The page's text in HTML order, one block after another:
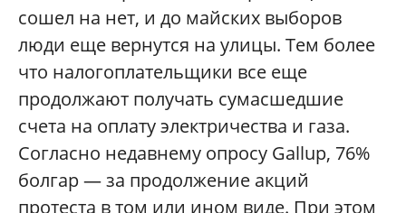
сошел на нет, и до майских выборов
люди еще вернутся на улицы. Тем более
что налогоплательщики все еще
продолжают получать сумасшедшие
счета на оплату электричества и газа.
Согласно недавнему опросу Gallup, 76%
болгар — за продолжение акций
протеста в том или ином виде. При этом